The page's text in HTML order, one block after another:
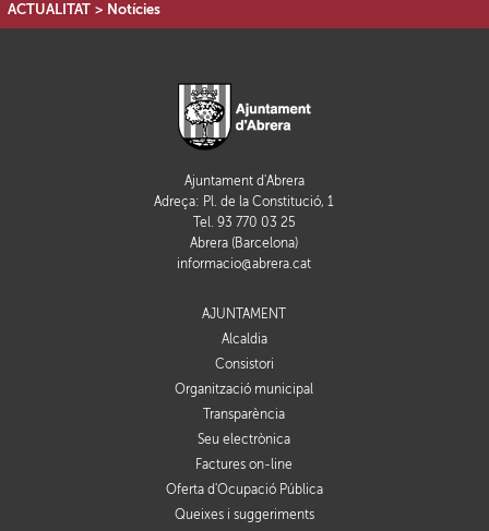
ACTUALITAT > Notícies
Ajuntament d'Abrera
Adreça: Pl. de la Constitució, 1
Tel. 93 770 03 25
Abrera (Barcelona)
informacio@abrera.cat
AJUNTAMENT
Alcaldia
Consistori
Organització municipal
Transparència
Seu electrònica
Factures on-line
Oferta d'Ocupació Pública
Queixes i suggeriments